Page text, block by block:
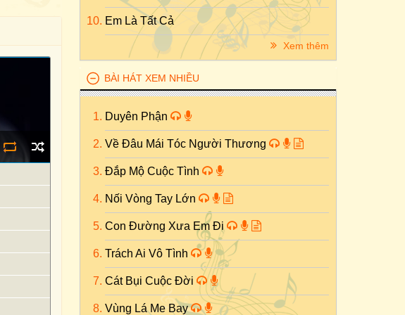
Em Là Tất Cả
Xem thêm
BÀI HÁT XEM NHIỀU
Duyên Phận
Về Đâu Mái Tóc Người Thương
Đắp Mộ Cuộc Tình
Nối Vòng Tay Lớn
Con Đường Xưa Em Đi
Trách Ai Vô Tình
Cát Bụi Cuộc Đời
Vùng Lá Me Bay